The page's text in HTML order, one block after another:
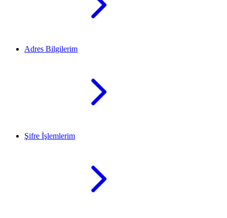
Adres Bilgilerim
Şifre İşlemlerim